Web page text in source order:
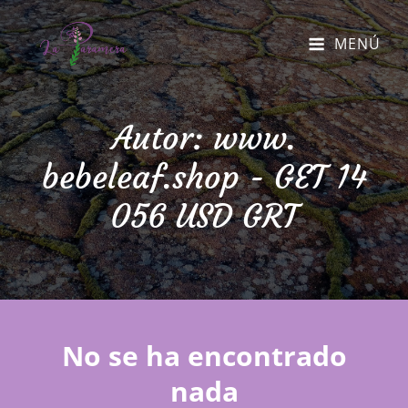
MENÚ
Autor:www.
bebeleaf.shop - GET 14
056 USD GRT
No se ha encontrado
nada